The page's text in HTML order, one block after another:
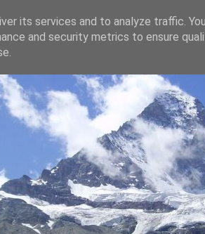
its services and to analyze traffic.
and security metrics to ensure